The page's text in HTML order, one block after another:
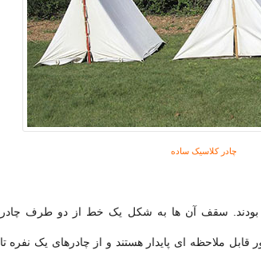
چادر کلاسیک ساده
بودند. سقف آن ها به شکل یک خط از دو طرف چادر
ملاحظه ای پایدار هستند و از چادرهای یک نفره تا